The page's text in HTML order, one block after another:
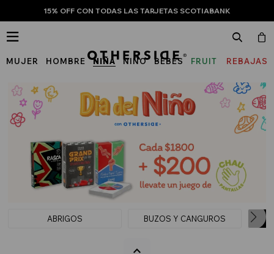
15% OFF CON TODAS LAS TARJETAS SCOTIABANK
MUJER HOMBRE NIÑA NIÑO BEBÉS
FRUIT
THE
LOOM
REBAJAS

ABRIGOS BUZOS Y CANGUROS